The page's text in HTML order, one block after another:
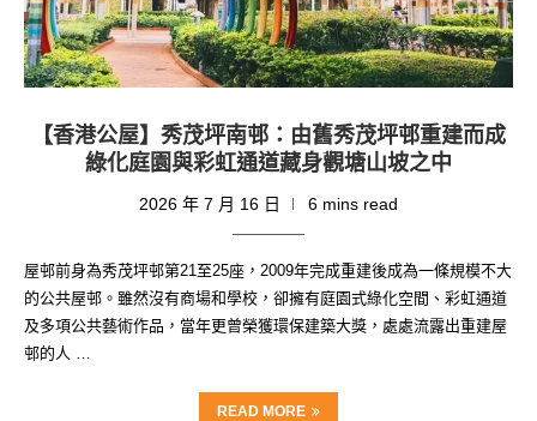
【香港公屋】秀茂坪南邨：由舊秀茂坪邨重建而成
綠化庭園與彩虹通道藏身觀塘山坡之中
2026 年 7 月 16 日 6 mins read
屋邨前身為秀茂坪邨第21至25座，2009年完成重建後成為一條規模不大
的公共屋邨。雖然沒有商場和學校，卻擁有庭園式綠化空間、彩虹通道
及多項公共藝術作品，當年更曾榮獲環保建築大獎，處處流露出重建屋
邨的人 …
READ MORE